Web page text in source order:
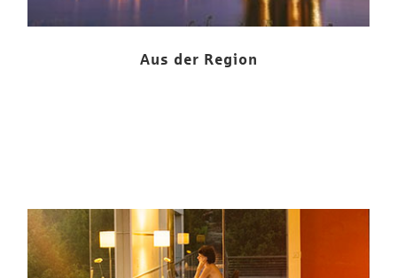
Aus der Region